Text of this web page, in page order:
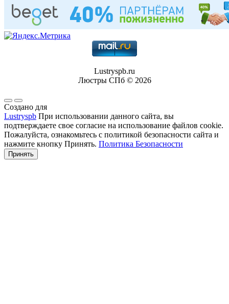
Lustryspb.ru
Люстры СПб © 2026
Создано для
Lustryspb При использовании данного сайта, вы
подтверждаете свое согласие на использование файлов cookie.
Пожалуйста, ознакомьтесь с политикой безопасности сайта и
нажмите кнопку Принять. Политика Безопасности
Принять